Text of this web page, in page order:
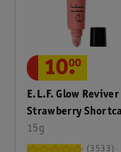
E.l.f. Glow Reviver
Strawberry
Melting Lipbalm
15g
10.
00
3533